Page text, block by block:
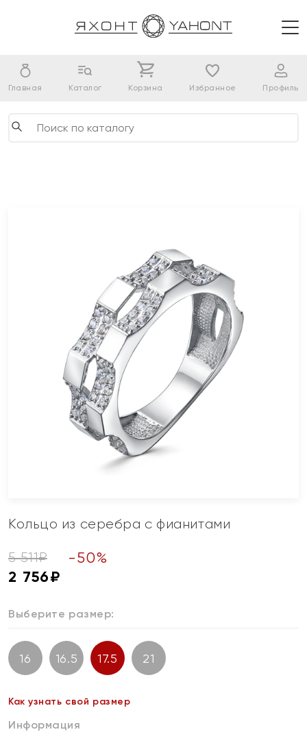
Главная Каталог Корзина Избранное Профиль
Кольцо из серебра с фианитами
5 511₽ -50%
2 756₽
Выберите размер:
16 16.5 17.5 21
Как узнать свой размер
Информация